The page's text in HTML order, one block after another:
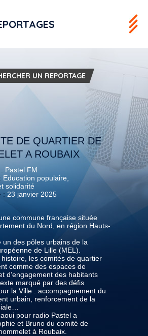
UN REPORTAGE
DE QUARTIER DE
A ROUBAIX
Pastel FM
Education populaire,
solidarité
: 23 janvier 2025
commune française située
du Nord, en région Hauts-
un des pôles urbains de la
de Lille (MEL).
les comités de quartier
comme des espaces de
d’engagement des habitants
marqué par des défis
la Ville : accompagnement du
urbain, renforcement de la
pour radio Pastel a
et Bruno du comité de
à Roubaix.